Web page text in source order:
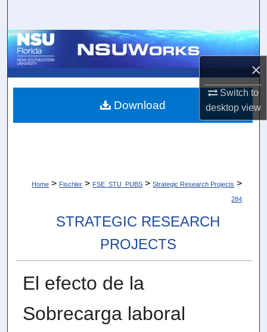
×
Switch to
desktopview
Browse Collections
About
Home > Fischler > FSE_STU_PUBS > Strategic Research Projects >
284
STRATEGIC RESEARCH
PROJECTS
El efecto de la
Sobrecarga laboral
Download